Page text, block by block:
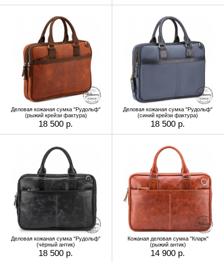
Деловая кожаная сумка "Рудольф"
(рыжий крейзи фактура)
18 500 р.
Деловая кожаная сумка "Рудольф"
(синий крейзи фактура)
18 500 р.
Деловая кожаная сумка "Рудольф"
(чёрный антик)
18 500 р.
Кожаная деловая сумка "Кларк"
(рыжий антик)
14 900 р.